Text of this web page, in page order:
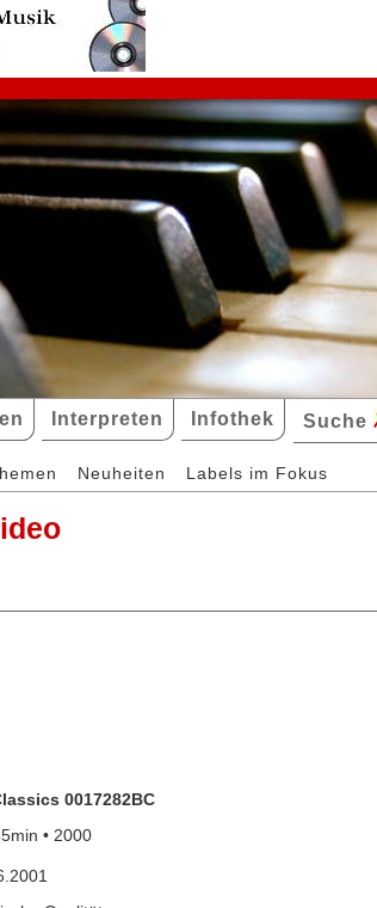
Interpreten Infothek Suche
Neuheiten Labels im Fokus
0017282BC
• 2000